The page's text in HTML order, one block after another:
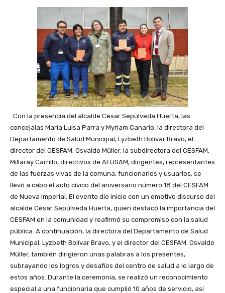
Con la presencia del alcalde César Sepúlveda Huerta, las
concejalas María Luisa Parra y Myriam Canario, la directora del
Departamento de Salud Municipal, Lyzbeth Bolívar Bravo, el
director del CESFAM, Osvaldo Müller, la subdirectora del CESFAM,
Millaray Carrillo, directivos de AFUSAM, dirigentes, representantes
de las fuerzas vivas de la comuna, funcionarios y usuarios, se
llevó a cabo el acto cívico del aniversario número 18 del CESFAM
de Nueva Imperial. El evento dio inicio con un emotivo discurso del
alcalde César Sepúlveda Huerta, quien destacó la importancia del
CESFAM en la comunidad y reafirmó su compromiso con la salud
pública. A continuación, la directora del Departamento de Salud
Municipal, Lyzbeth Bolívar Bravo, y el director del CESFAM, Osvaldo
Müller, también dirigieron unas palabras a los presentes,
subrayando los logros y desafíos del centro de salud a lo largo de
estos años. Durante la ceremonia, se realizó un reconocimiento
especial a una funcionaria que cumplió 10 años de servicio, así